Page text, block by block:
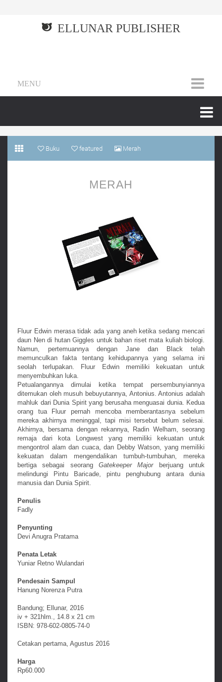
ELLUNAR PUBLISHER
MENU
Buku featured Merah
MERAH
Fluur Edwin merasa tidak ada yang aneh ketika sedang mencari
daun Nen di hutan Giggles untuk bahan riset mata kuliah biologi.
Namun, pertemuannya dengan Jane dan Black telah
memunculkan fakta tentang kehidupannya yang selama ini
seolah terlupakan. Fluur Edwin memiliki kekuatan untuk
menyembuhkan luka.
Petualangannya dimulai ketika tempat persembunyiannya
ditemukan oleh musuh bebuyutannya, Antonius. Antonius adalah
mahluk dari Dunia Spirit yang berusaha menguasai dunia. Kedua
orang tua Fluur pernah mencoba memberantasnya sebelum
mereka akhirnya meninggal, tapi misi tersebut belum selesai.
Akhirnya, bersama dengan rekannya, Radin Welham, seorang
remaja dari kota Longwest yang memiliki kekuatan untuk
mengontrol alam dan cuaca, dan Debby Watson, yang memiliki
kekuatan dalam mengendalikan tumbuh-tumbuhan, mereka
bertiga sebagai seorang Gatekeeper Majorberjuang untuk
melindungi Pintu Baricade, pintu penghubung antara dunia
manusia dan Dunia Spirit.
Penulis
Fadly
Penyunting
Devi Anugra Pratama
Penata Letak
Yuniar Retno Wulandari
Pendesain Sampul
Hanung Norenza Putra
Bandung; Ellunar, 2016
iv + 321hlm., 14.8 x 21 cm
ISBN: 978-602-0805-74-0
Cetakan pertama, Agustus 2016
Harga
Rp60.000